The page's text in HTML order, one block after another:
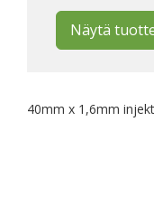
Näytä
40mm x 1,6mm